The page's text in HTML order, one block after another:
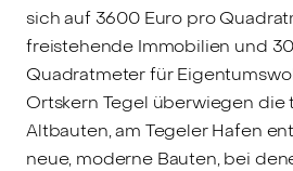
sich auf 3600 Euro pro
freistehende Immobilien und
Quadratmeter für
Ortskern Tegel überwiegen die
Altbauten, am Tegeler Hafen
neue, moderne Bauten, bei